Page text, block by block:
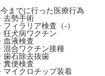
までに行った医療行為
去勢手術
フィラリア検査（-）
狂犬病ワクチン
血液検査
混合ワクチン接種
歯石除去抜歯
糞便検査
マイクロチップ装着